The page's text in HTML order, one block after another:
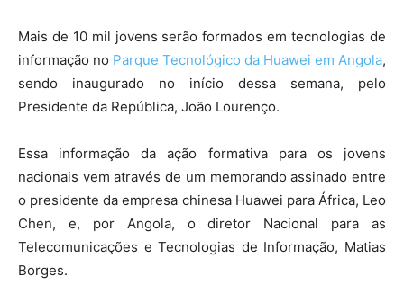
Mais de 10 mil jovens serão formados em tecnologias de
informação no Parque Tecnológico da Huawei em Angola,
sendo inaugurado no início dessa semana, pelo
Presidente da República, João Lourenço.
Essa informação da ação formativa para os jovens
nacionais vem através de um memorando assinado entre
o presidente da empresa chinesa Huawei para África, Leo
Chen, e, por Angola, o diretor Nacional para as
Telecomunicações e Tecnologias de Informação, Matias
Borges.